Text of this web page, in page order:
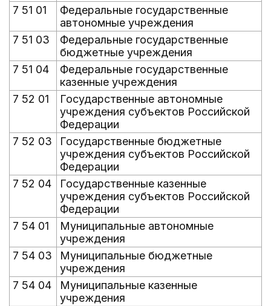
7 51 01
Федеральные государственные
автономные учреждения
7 51 03
Федеральные государственные
бюджетные учреждения
7 51 04
Федеральные государственные
казенные учреждения
7 52 01
Государственные автономные
учреждения субъектов Российской
Федерации
7 52 03
Государственные бюджетные
учреждения субъектов Российской
Федерации
7 52 04
Государственные казенные
учреждения субъектов Российской
Федерации
7 54 01
Муниципальные автономные
учреждения
7 54 03
Муниципальные бюджетные
учреждения
7 54 04
Муниципальные казенные
учреждения